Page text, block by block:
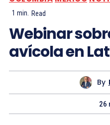
1 min. Read
Webinar
avícola en
By
26